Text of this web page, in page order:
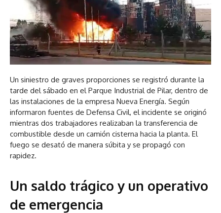
Un siniestro de graves proporciones se registró durante la
tarde del sábado en el Parque Industrial de Pilar, dentro de
las instalaciones de la empresa Nueva Energía. Según
informaron fuentes de Defensa Civil, el incidente se originó
mientras dos trabajadores realizaban la transferencia de
combustible desde un camión cisterna hacia la planta. El
fuego se desató de manera súbita y se propagó con
rapidez.
Un saldo trágico y un operativo
de emergencia